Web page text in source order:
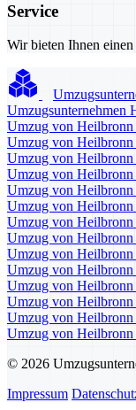
Service
Wir bieten Ihnen
Umzugsunternehmen
Umzug von Heilbronn
Umzug von Heilbronn
Umzug von Heilbronn
Umzug von
Umzug von
Umzug von Heilbronn
Umzug von Heilbronn
Umzug von
Umzug von Heilbronn
Umzug von Heilbronn
Umzug von Heilbronn
Umzug von Heilbronn
Umzug von Heilbronn
Umzug von Heilbronn
© 2026
Impressum